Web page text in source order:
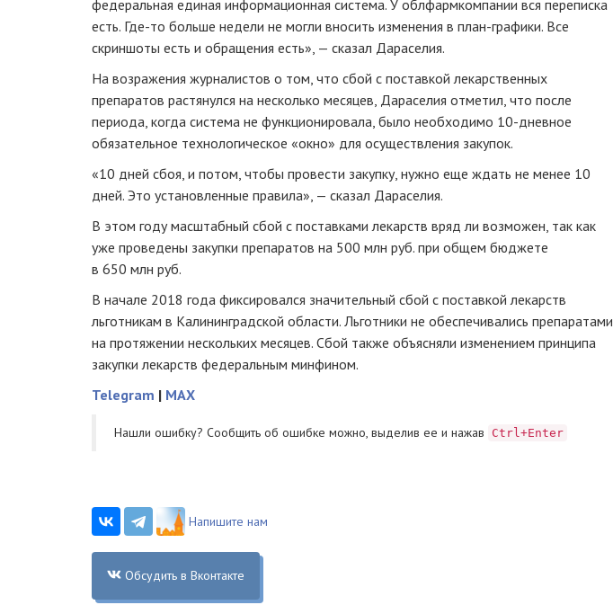
федеральная единая информационная система. У облфармкомпании вся переписка
есть. Где-то больше недели не могли вносить изменения в план-графики. Все
скриншоты есть и обращения есть», — сказал Дараселия.
На возражения журналистов о том, что сбой с поставкой лекарственных
препаратов растянулся на несколько месяцев, Дараселия отметил, что после
периода, когда система не функционировала, было необходимо 10-дневное
обязательное технологическое «окно» для осуществления закупок.
«10 дней сбоя, и потом, чтобы провести закупку, нужно еще ждать не менее 10
дней. Это установленные правила», — сказал Дараселия.
В этом году масштабный сбой с поставками лекарств вряд ли возможен, так как
уже проведены закупки препаратов на 500 млн руб. при общем бюджете
в 650 млн руб.
В начале 2018 года фиксировался значительный сбой с поставкой лекарств
льготникам в Калининградской области. Льготники не обеспечивались препаратами
на протяжении нескольких месяцев. Сбой также объясняли изменением принципа
закупки лекарств федеральным минфином.
Telegram | MAX
Нашли ошибку? Cообщить об ошибке можно, выделив ее и нажав Ctrl+Enter
Напишите нам
Обсудить в Вконтакте